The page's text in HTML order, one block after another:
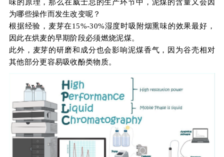
味的原理，那么在威士忌的生产环节中，泥煤的含量又会因
为哪些操作而发生改变呢？
根据经验，麦芽在15%-30%湿度时吸附烟熏味的效果最好，
因此在烘麦的早期阶段必须燃烧泥煤。
此外，麦芽的研磨和成分也会影响泥煤香气，因为谷壳相对
其他部分更容易吸收酚类物质。